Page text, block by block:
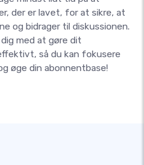
der er lavet, for at sikre, at
og bidrager til diskussionen.
med at gøre dit
så du kan fokusere
øge din abonnentbase!